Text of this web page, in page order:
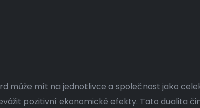
může mít na jednotlivce a společnost jako
pozitivní ekonomické efekty. Tato dualita